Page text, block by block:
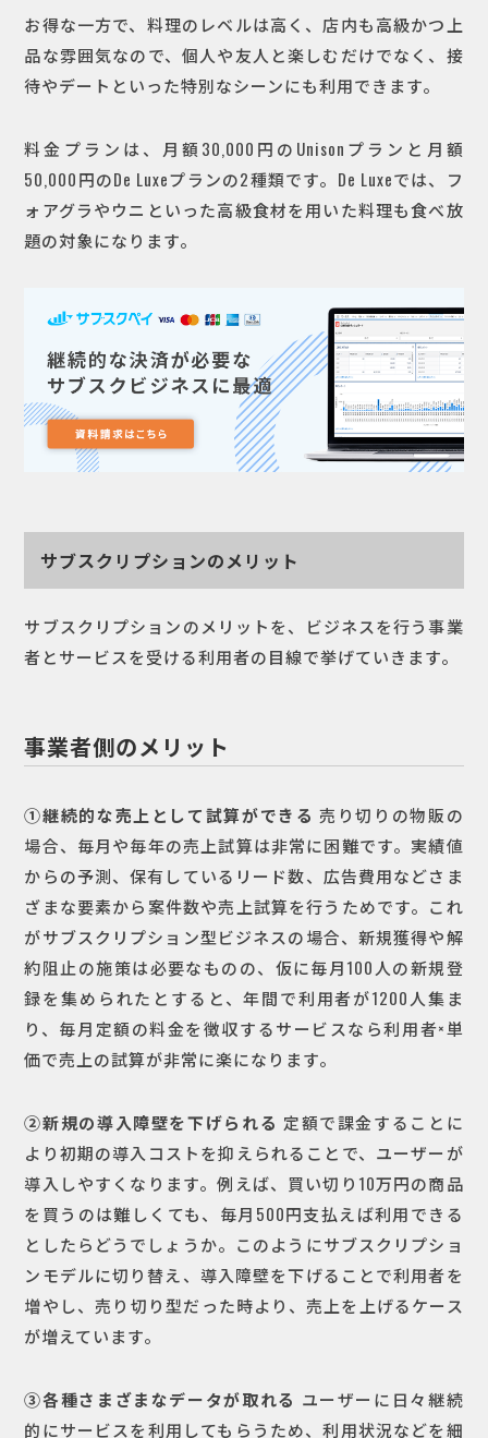
お得な一方で、料理のレベルは高く、店内も高級かつ上
品な雰囲気なので、個人や友人と楽しむだけでなく、接
待やデートといった特別なシーンにも利用できます。
料金プランは、月額30,000円のUnisonプランと月額
50,000円のDe Luxeプランの2種類です。De Luxeでは、フ
ォアグラやウニといった高級食材を用いた料理も食べ放
題の対象になります。
サブスクリプションのメリット
サブスクリプションのメリットを、ビジネスを行う事業
者とサービスを受ける利用者の目線で挙げていきます。
事業者側のメリット
①継続的な売上として試算ができる 売り切りの物販の
場合、毎月や毎年の売上試算は非常に困難です。実績値
からの予測、保有しているリード数、広告費用などさま
ざまな要素から案件数や売上試算を行うためです。これ
がサブスクリプション型ビジネスの場合、新規獲得や解
約阻止の施策は必要なものの、仮に毎月100人の新規登
録を集められたとすると、年間で利用者が1200人集ま
り、毎月定額の料金を徴収するサービスなら利用者×単
価で売上の試算が非常に楽になります。
②新規の導入障壁を下げられる 定額で課金することに
より初期の導入コストを抑えられることで、ユーザーが
導入しやすくなります。例えば、買い切り10万円の商品
を買うのは難しくても、毎月500円支払えば利用できる
としたらどうでしょうか。このようにサブスクリプショ
ンモデルに切り替え、導入障壁を下げることで利用者を
増やし、売り切り型だった時より、売上を上げるケース
が増えています。
③各種さまざまなデータが取れる ユーザーに日々継続
的にサービスを利用してもらうため、利用状況などを細